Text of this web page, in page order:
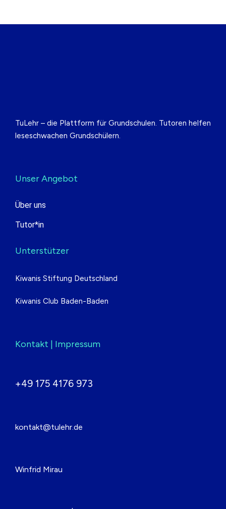
TuLehr – die Plattform für Grundschulen. Tutoren helfen
leseschwachen Grundschülern.
Unser Angebot
Über uns
Tutor*in
Unterstützer
Kiwanis Stiftung Deutschland
Kiwanis Club Baden-Baden
Kontakt | Impressum
+49 175 4176 973
kontakt@tulehr.de
Winfrid Mirau